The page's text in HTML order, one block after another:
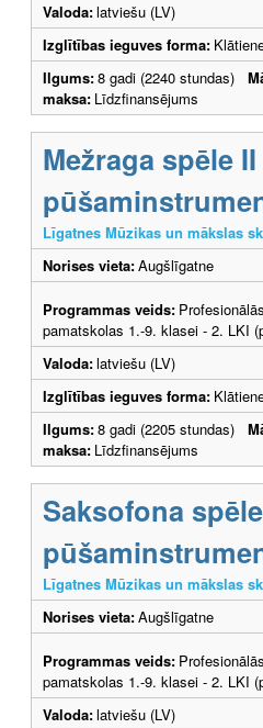
Valoda:latviešu (LV)
Izglītības ieguves forma:
Ilgums:8 gadi (2240 stundas)
maksa: Līdzfinansējums
Mežraga spēle II
Līgatnes Mūzikas un mākslas
Norises vieta:Augšlīgatne
Programmas veids:
pamatskolas 1.-9. klasei - 2. LKI
Valoda:latviešu (LV)
Izglītības ieguves forma:
Ilgums:8 gadi (2205 stundas)
maksa: Līdzfinansējums
Saksofona
Līgatnes Mūzikas un mākslas
Norises vieta:Augšlīgatne
Programmas veids:
pamatskolas 1.-9. klasei - 2. LKI
Valoda:latviešu (LV)